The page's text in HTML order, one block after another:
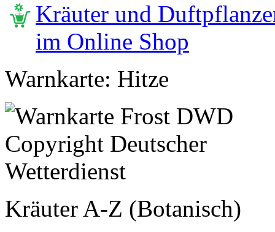
Kräuter und
im Online Shop
Warnkarte: Hitze
Kräuter A-Z (Botanisch)